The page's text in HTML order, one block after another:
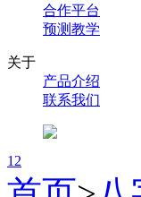
合作平台
预测教学
关于
产品介绍
联系我们
12